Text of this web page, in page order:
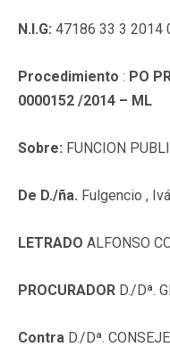
N.I.G: 47186 33 3 2014
Procedimiento : PO
0000152 /2014 – ML
Sobre: FUNCION
De D./ña. Fulgencio ,
LETRADO ALFONSO
PROCURADOR D./Dª.
Contra D./Dª.